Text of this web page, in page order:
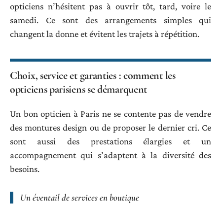
opticiens n’hésitent pas à ouvrir tôt, tard, voire le
samedi. Ce sont des arrangements simples qui
changent la donne et évitent les trajets à répétition.
Choix, service et garanties : comment les
opticiens parisiens se démarquent
Un bon opticien à Paris ne se contente pas de vendre
des montures design ou de proposer le dernier cri. Ce
sont aussi des prestations élargies et un
accompagnement qui s’adaptent à la diversité des
besoins.
Un éventail de services en boutique